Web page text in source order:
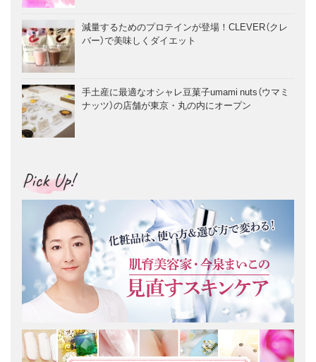
減量するためのプロテインが登場！CLEVER（クレ
バー）で美味しくダイエット
手土産に最適なオシャレ豆菓子umami nuts（ウマミ
ナッツ）の店舗が東京・丸の内にオープン
Pick Up!